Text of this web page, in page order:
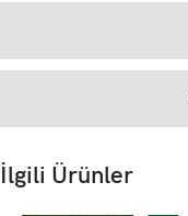
İlgili Ürünler